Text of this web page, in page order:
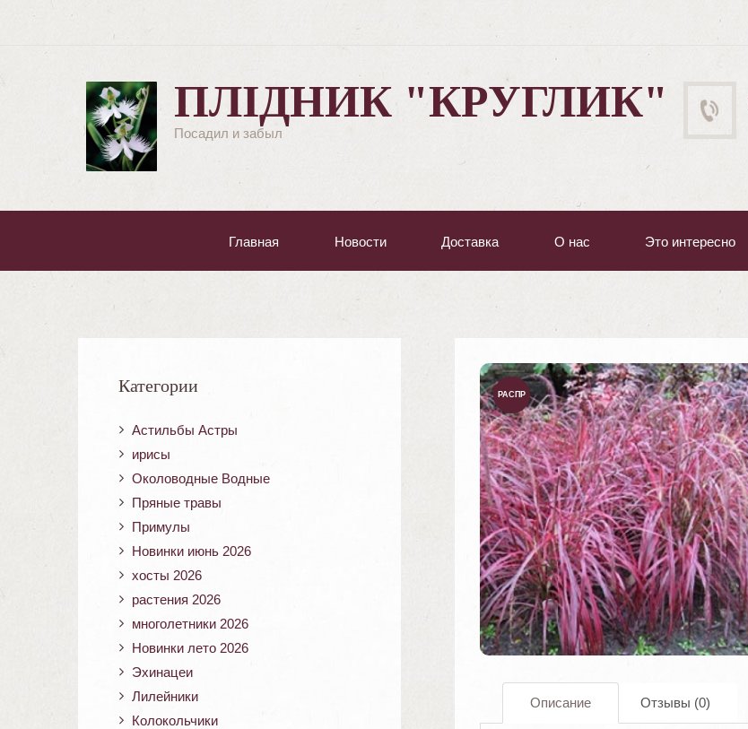
ПЛІДНИК "КРУГЛИК"
Посадил и забыл
Главная Новости Доставка О нас Это интересно
РАСПР
ОДАЖА
!
Описание Отзывы (0)
Категории
Астильбы Астры
ирисы
Околоводные Водные
Пряные травы
Примулы
Новинки июнь 2026
хосты 2026
растения 2026
многолетники 2026
Новинки лето 2026
Эхинацеи
Лилейники
Колокольчики